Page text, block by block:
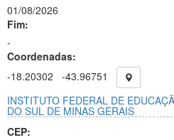
01/08/2026
Fim:
-
Coordenadas:
-18.20302
-43.96751
INSTITUTO FEDERAL DE
DO SUL DE MINAS GERAIS
CEP: